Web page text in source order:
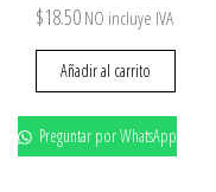
$18.50 NO incluye IVA
Añadir al carrito
Preguntar por WhatsApp